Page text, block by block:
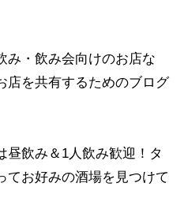
・飲み会向けのお店な
店を共有するためのブログ
昼飲み＆1人飲み歓迎！タ
てお好みの酒場を見つけて